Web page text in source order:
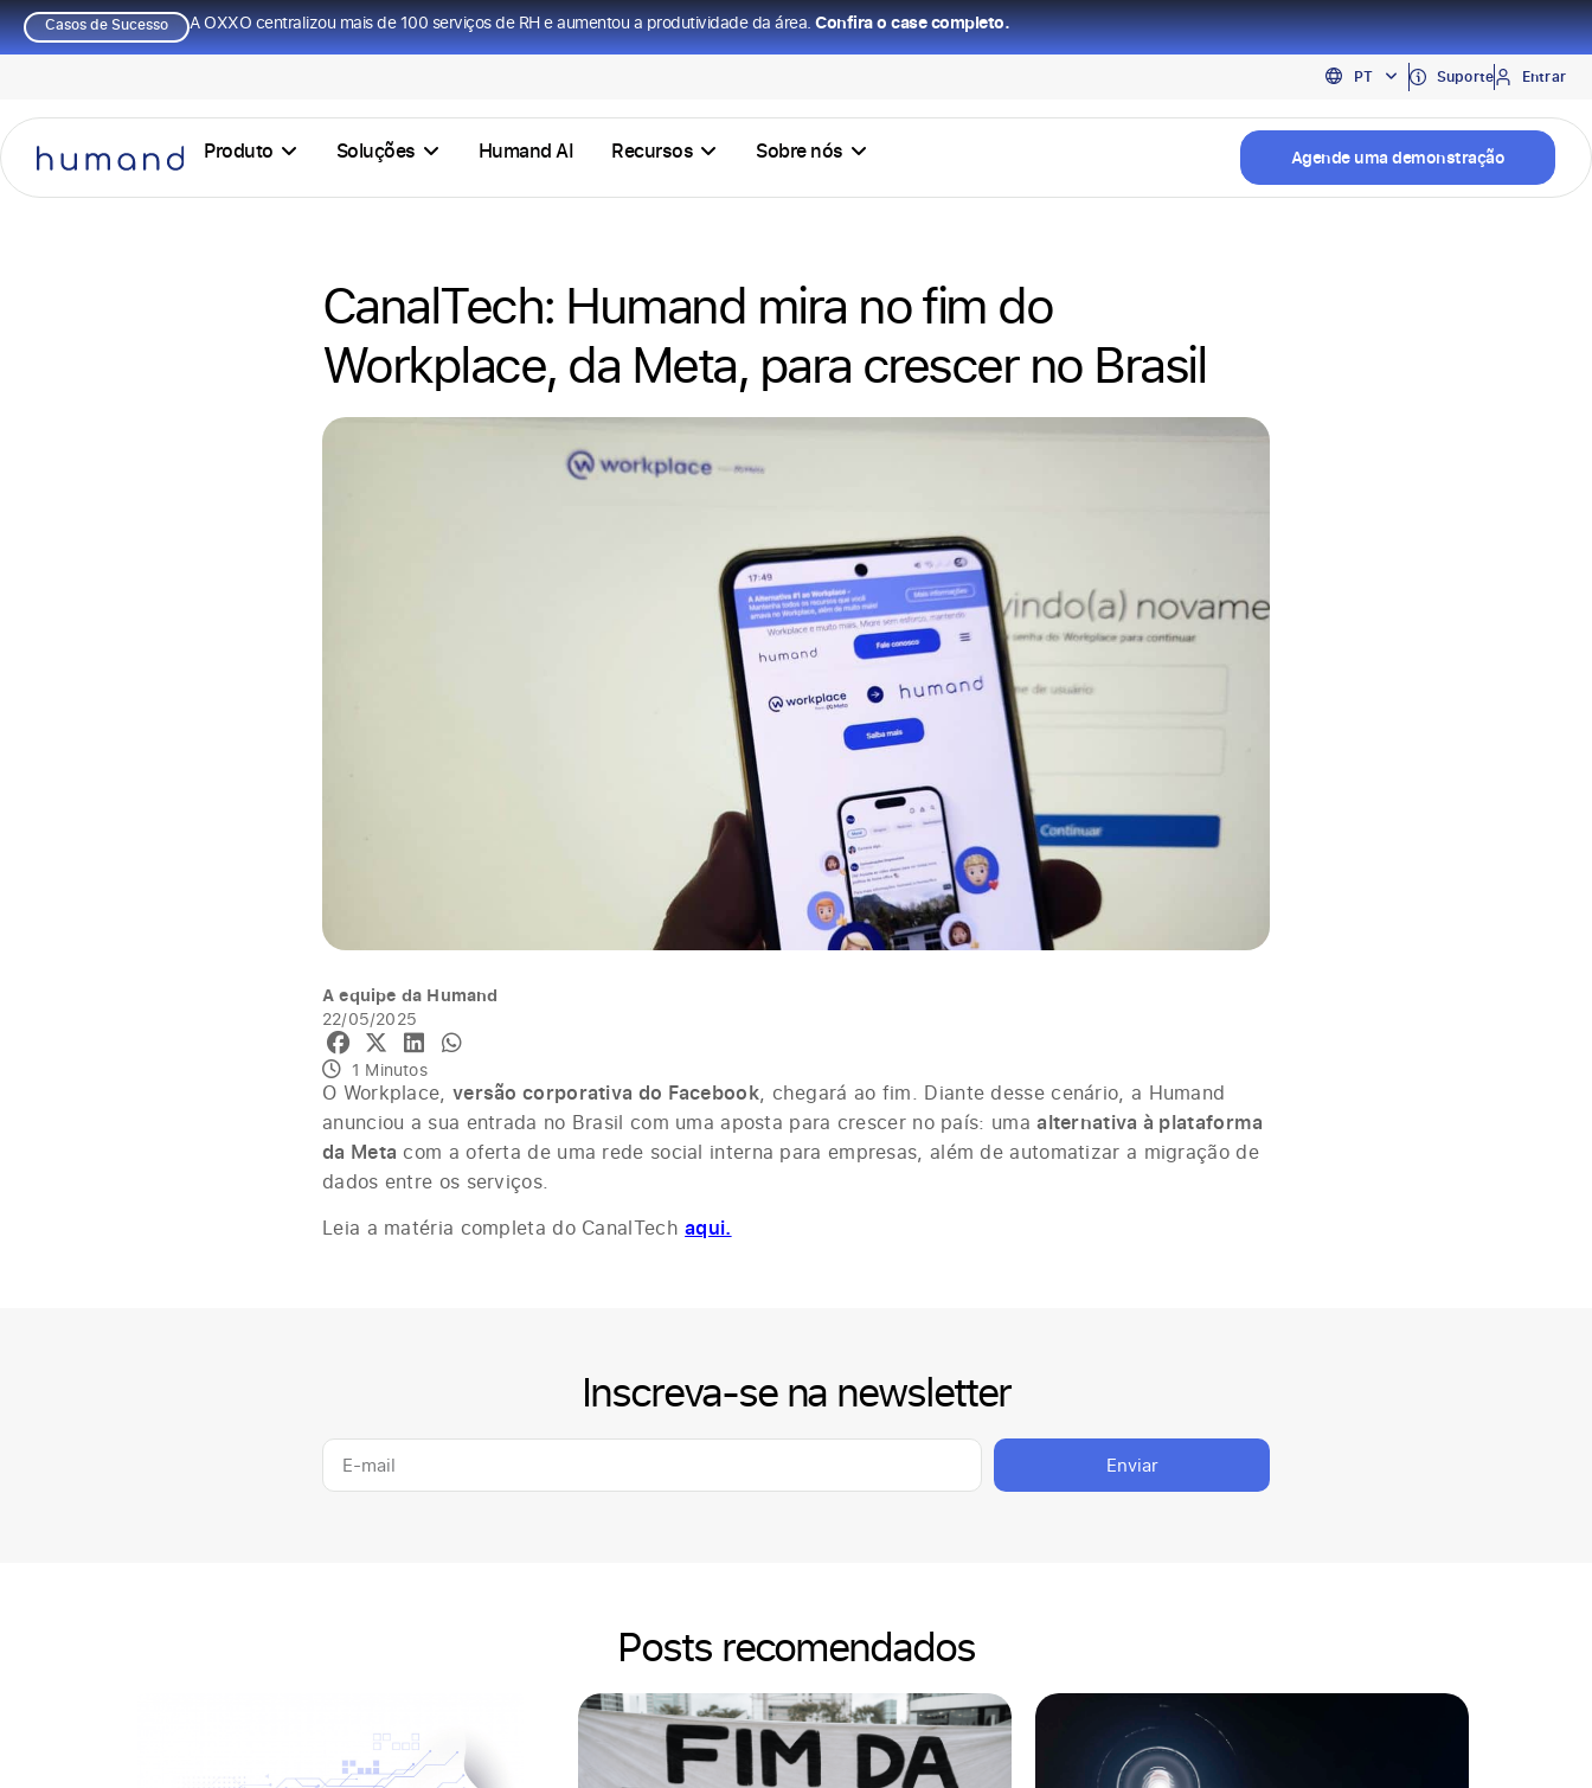
Casos de Sucesso A OXXO centralizou mais de 100 serviços de RH e aumentou a produtividade da área.Confira o case completo.
PT
EN
ES
Suporte Entrar
Produto Soluções Humand AI Recursos Sobre nós Agende uma demonstração
CanalTech: Humand mira no fim do
Workplace, da Meta, para crescer no Brasil
A equipe da Humand
22/05/2025
1 Minutos
O Workplace, versão corporativa do Facebook, chegará ao fim. Diante desse cenário, a Humand
anunciou a sua entrada no Brasil com uma aposta para crescer no país: umaalternativa à plataforma
da Meta com a oferta de uma rede social interna para empresas, além de automatizar a migração de
dados entre os serviços.
Leia a matéria completa do CanalTechaqui.
Inscreva-se na newsletter
Enviar
Posts recomendados